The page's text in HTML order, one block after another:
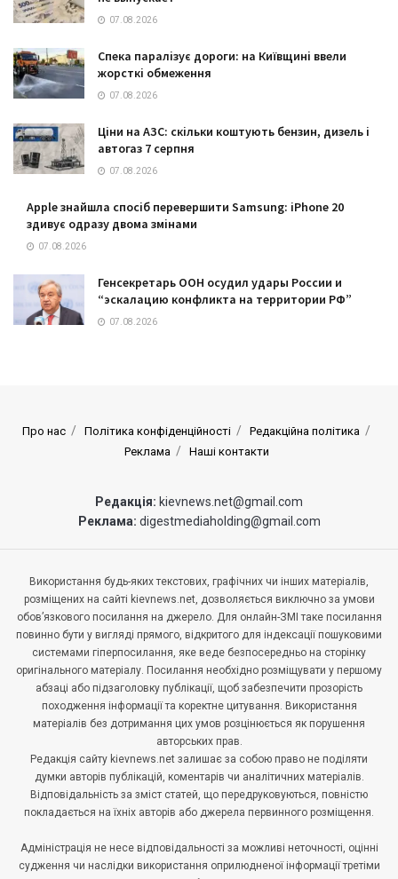
07.08.2026
Спека паралізує дороги: на Київщині ввели
жорсткі обмеження
07.08.2026
Ціни на АЗС: скільки коштують бензин, дизель і
автогаз 7 серпня
07.08.2026
Apple знайшла спосіб перевершити Samsung: iPhone 20
здивує одразу двома змінами
07.08.2026
Генсекретарь ООН осудил удары России и
“эскалацию конфликта на территории РФ”
07.08.2026
Про нас Політика конфіденційності
Редакційна політика
Реклама
Наші контакти
Редакція: kievnews.net@gmail.com
Реклама: digestmediaholding@gmail.com
Використання будь-яких текстових, графічних чи інших матеріалів,
розміщених на сайті kievnews.net, дозволяється виключно за умови
обов’язкового посилання на джерело. Для онлайн-ЗМІ таке посилання
повинно бути у вигляді прямого, відкритого для індексації пошуковими
системами гіперпосилання, яке веде безпосередньо на сторінку
оригінального матеріалу. Посилання необхідно розміщувати у першому
абзаці або підзаголовку публікації, щоб забезпечити прозорість
походження інформації та коректне цитування. Використання
матеріалів без дотримання цих умов розцінюється як порушення
авторських прав.
Редакція сайту kievnews.net залишає за собою право не поділяти
думки авторів публікацій, коментарів чи аналітичних матеріалів.
Відповідальність за зміст статей, що передруковуються, повністю
покладається на їхніх авторів або джерела первинного розміщення.
Адміністрація не несе відповідальності за можливі неточності, оцінні
судження чи наслідки використання оприлюдненої інформації третіми